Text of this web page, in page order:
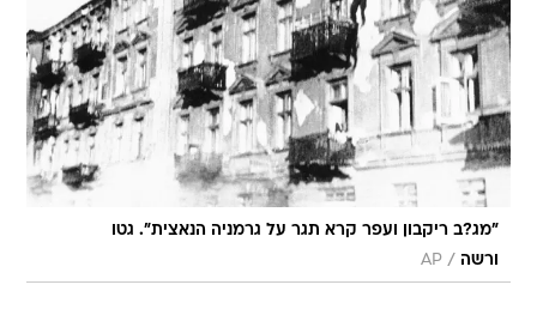
"מג?ב ריקבון ועפר קרא תגר על גרמניה הנאצית". גטו
ורשה /
AP